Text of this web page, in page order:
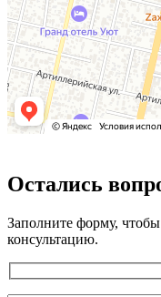
Остались
Заполните форму,
консультацию.